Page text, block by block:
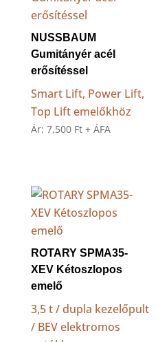
NUSSBAUM
Gumitányér acél
erősítéssel
Smart Lift, Power Lift,
Top Lift emelőkhöz
Ár: 7,500 Ft + ÁFA
ROTARY SPMA35-
XEV Kétoszlopos
emelő
3,5 t / dupla kezelőpult
/ BEV elektromos